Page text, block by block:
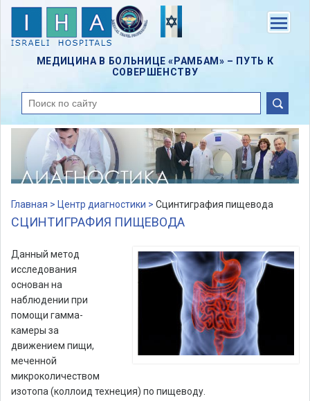
Skip
content
МЕДИЦИНА В БОЛЬНИЦЕ «РАМБАМ» – ПУТЬ К
СОВЕРШЕНСТВУ
поиск
Главная > Центр диагностики > Сцинтиграфия пищевода
СЦИНТИГРАФИЯ ПИЩЕВОДА
Данный метод
исследования
основан на
наблюдении при
помощи гамма-
камеры за
движением пищи,
меченной
микроколичеством
изотопа (коллоид технеция) по пищеводу.